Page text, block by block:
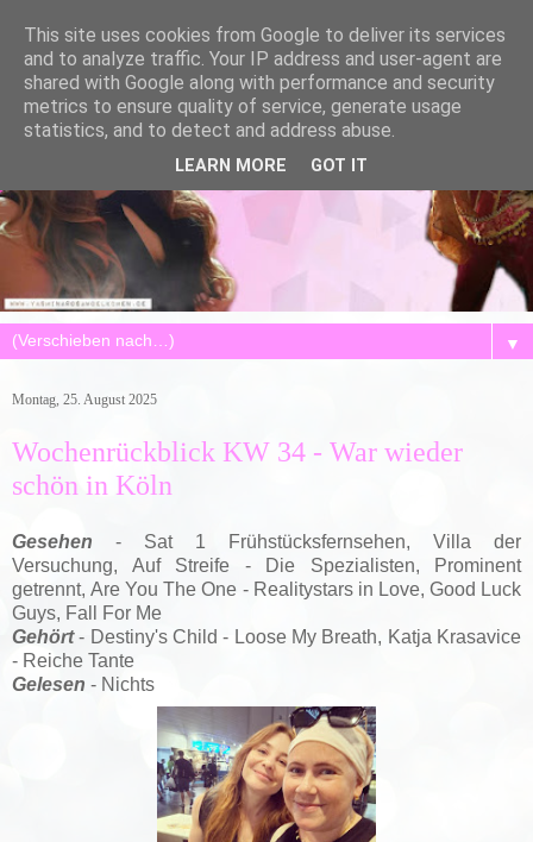
▼
Montag, 25. August 2025
Wochenrückblick KW 34 - War wieder
schön in Köln
Gesehen - Sat 1 Frühstücksfernsehen, Villa der
Versuchung, Auf Streife - Die Spezialisten, Prominent
getrennt, Are You The One - Realitystars in Love, Good Luck
Guys, Fall For Me
Gehört- Destiny's Child - Loose My Breath, Katja Krasavice
- Reiche Tante
Gelesen - Nichts
This site uses cookies from Google to deliver its services
and to analyze traffic. Your IP address and user-agent are
shared with Google along with performance and security
metrics to ensure quality of service, generate usage
statistics, and to detect and address abuse.
LEARN MORE GOT IT